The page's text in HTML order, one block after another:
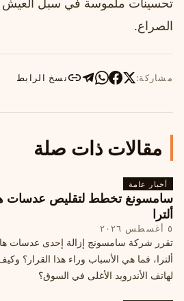
الصراع.
مشاركة: نسخ الرابط
مقالات ذات صلة
أخبار عامة
ألترا
٥ أغسطس ٢٠٢٦
ألترا، فما هي الأسباب وراء هذا القرار؟
لهاتف الأندرويد الأغلى في السوق؟